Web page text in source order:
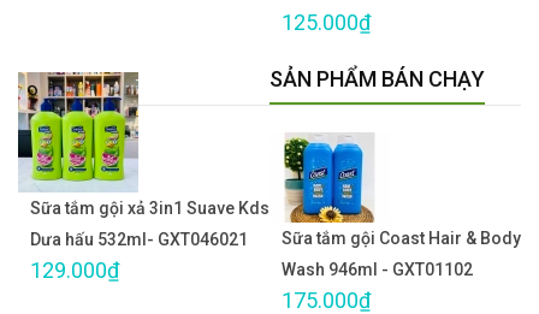
125.000₫
Sữa tắm gội xả 3in1 Suave Kds
Dưa hấu 532ml- GXT046021
129.000₫
SẢN PHẨM BÁN CHẠY
Sữa tắm gội Coast Hair & Body
Wash 946ml - GXT01102
175.000₫